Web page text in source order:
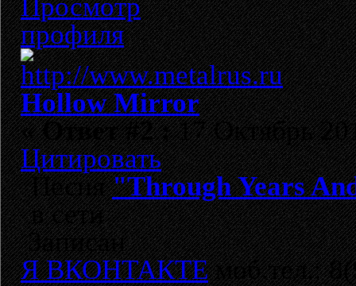
Hollow Mirror
«Ответ #2 :17 Октябрь
Цитировать
Песня"Through Years
в сети
Записан
Я ВКОНТАКТЕмоб.тел.: